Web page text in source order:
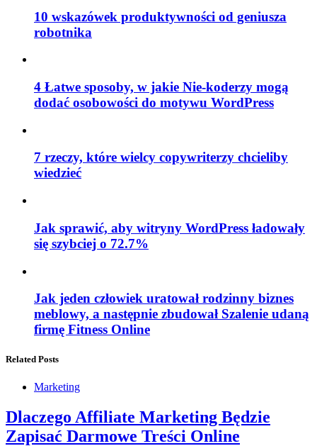
10 wskazówek produktywności od geniusza
robotnika
4 Łatwe sposoby, w jakie Nie-koderzy mogą
dodać osobowości do motywu WordPress
7 rzeczy, które wielcy copywriterzy chcieliby
wiedzieć
Jak sprawić, aby witryny WordPress ładowały
się szybciej o 72.7%
Jak jeden człowiek uratował rodzinny biznes
meblowy, a następnie zbudował Szalenie udaną
firmę Fitness Online
Related Posts
Marketing
Dlaczego Affiliate Marketing Będzie
Zapisać Darmowe Treści Online